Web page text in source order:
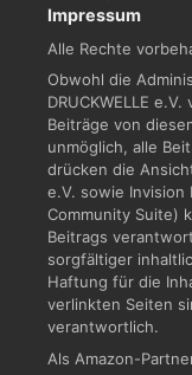
Impressum
Alle Rechte
Obwohl die
DRUCKWELLE
Beiträge von
unmöglich, alle
drücken die
e.V. sowie Invision
Community Suite)
Beitrags
sorgfältiger
Haftung für die
verlinkten Seiten
verantwortlich.
Als Amazon-